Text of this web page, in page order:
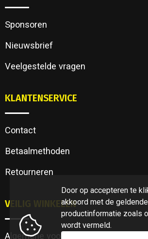
Sponsoren
Nieuwsbrief
Veelgestelde vragen
KLANTENSERVICE
Contact
Betaalmethoden
Retourneren
VEILIG WINKELEN
Algemene voorwaarden
Door op accepteren te
akkoord met de
productinformatie zoals
wordt vermeld.